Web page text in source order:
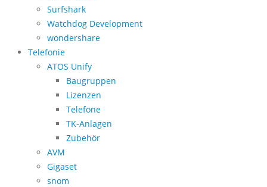
Surfshark
Watchdog Development
wondershare
Telefonie
ATOS Unify
Baugruppen
Lizenzen
Telefone
TK-Anlagen
Zubehör
AVM
Gigaset
snom